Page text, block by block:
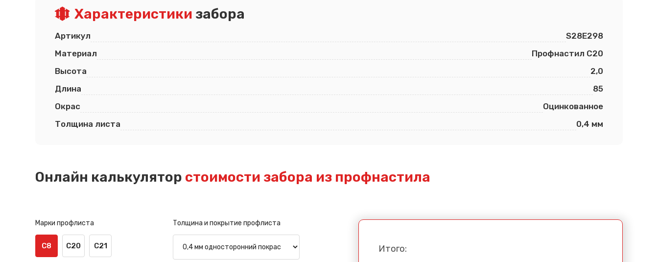
Ростов-на-Дону
Южно-Сахалинск
Якутск
Характеристики забора
Артикул
S28E298
Материал
Профнастил С20
Высота
2,0
Длина
85
Окрас
Оцинкованное
Толщина листа
0,4 мм
Онлайн калькулятор стоимости забора из профнастила
Марки профлиста
С8 С20 С21
Толщина и покрытие профлиста
Итого: